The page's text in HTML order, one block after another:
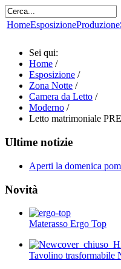
HomeEsposizioneProduzione
Sei qui:
Home /
Esposizione /
Zona Notte /
Camera da Letto /
Moderno /
Letto matrimoniale
Ultime notizie
Aperti la domenica
Novità
Materasso Ergo Top
Tavolino trasformabile